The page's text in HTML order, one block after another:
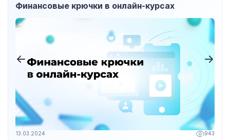
Финансовые крючки в онлайн-курсах
13.03.2024 943